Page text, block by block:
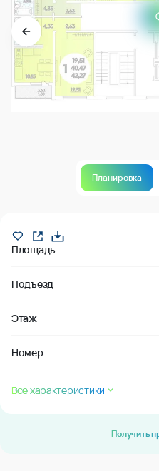
Планировка
Площадь
Подъезд
Этаж
Номер
Все характеристики
Получить